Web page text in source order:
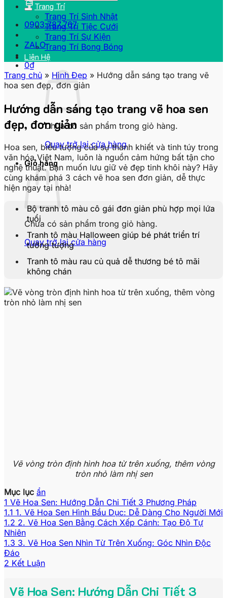
0903.787.767
ZALO
0₫
Chưa có sản phẩm trong giỏ hàng.
Quay trở lại cửa hàng
Giỏ hàng
Chưa có sản phẩm trong giỏ hàng.
Quay trở lại cửa hàng
Trang Trí
Trang Trí Sinh Nhật
Trang Trí Tiệc Cưới
Trang Trí Sự Kiện
Trang Trí Bong Bóng
Liên Hệ
Trang chủ » Hình Đẹp » Hướng dẫn sáng tạo trang vẽ
hoa sen đẹp, đơn giản
Hướng dẫn sáng tạo trang vẽ hoa sen
đẹp, đơn giản
Hoa sen, biểu tượng của sự thanh khiết và tinh túy trong
văn hóa Việt Nam, luôn là nguồn cảm hứng bất tận cho
nghệ thuật. Bạn muốn lưu giữ vẻ đẹp tinh khôi này? Hãy
cùng khám phá 3 cách vẽ hoa sen đơn giản, dễ thực
hiện ngay tại nhà!
Bộ tranh tô màu cô gái đơn giản phù hợp mọi lứa
tuổi
Tranh tô màu Halloween giúp bé phát triển trí
tưởng tượng
Tranh tô màu rau củ quả dễ thương bé tô mãi
không chán
Vẽ vòng tròn định hình hoa từ trên xuống, thêm vòng
tròn nhỏ làm nhị sen
Mục lục ẩn
1 Vẽ Hoa Sen: Hướng Dẫn Chi Tiết 3 Phương Pháp
1.1 1. Vẽ Hoa Sen Hình Bầu Dục: Dễ Dàng Cho Người Mới
1.2 2. Vẽ Hoa Sen Bằng Cách Xếp Cánh: Tạo Độ Tự
Nhiên
1.3 3. Vẽ Hoa Sen Nhìn Từ Trên Xuống: Góc Nhìn Độc
Đáo
2 Kết Luận
Vẽ Hoa Sen: Hướng Dẫn Chi Tiết 3